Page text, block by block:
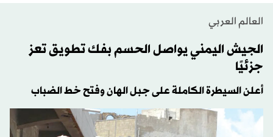
العالم العربي
الجيش اليمني يواصل الحسم بفك تطويق تعز
جزئيًا
أعلن السيطرة الكاملة على جبل الهان وفتح خط الضباب